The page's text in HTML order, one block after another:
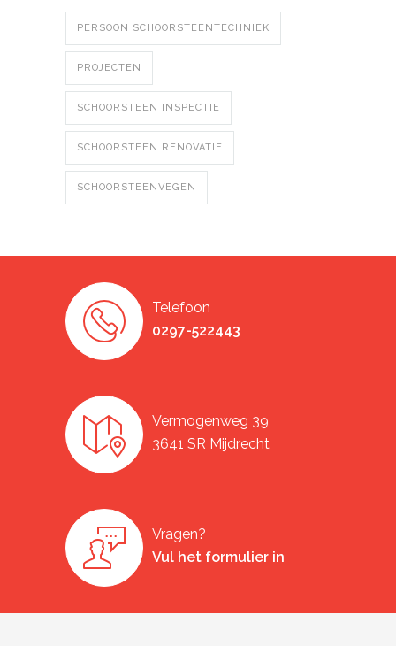
PERSOON SCHOORSTEENTECHNIEK
PROJECTEN
SCHOORSTEEN INSPECTIE
SCHOORSTEEN RENOVATIE
SCHOORSTEENVEGEN
Telefoon
0297-522443
Vermogenweg 39
3641 SR Mijdrecht
Vragen?
Vul het formulier in